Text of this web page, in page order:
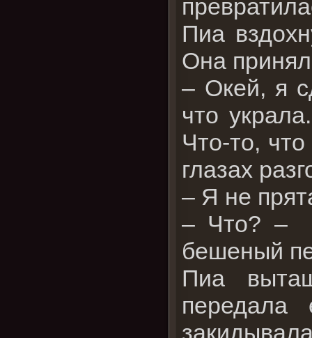
Пиа
Она
– Окей, я
что
Что-то,
глазах
– Я не
– Что? –
бешеный
Пиа
передала